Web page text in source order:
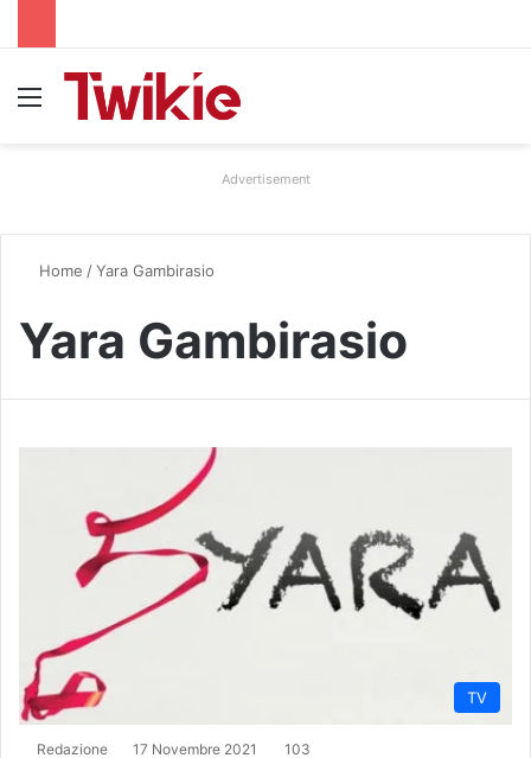
Advertisement
Home /Yara Gambirasio
Yara Gambirasio
TV
Redazione 17 Novembre 2021 103